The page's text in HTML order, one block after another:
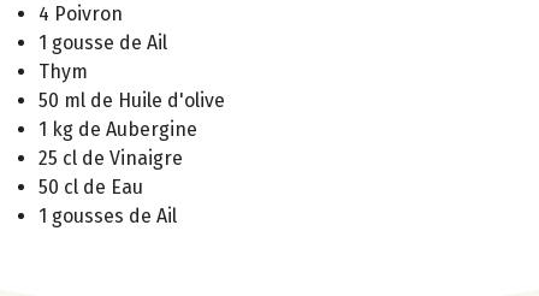
4 Poivron
1 gousse de Ail
Thym
50 ml de Huile d'olive
1 kg de Aubergine
25 cl de Vinaigre
50 cl de Eau
1 gousses de Ail